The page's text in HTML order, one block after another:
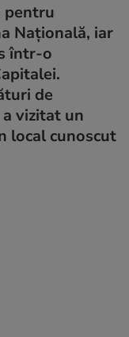
pentru
Națională, iar
într-o
de
vizitat un
local cunoscut